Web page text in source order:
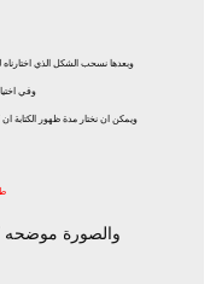
وبعدها نسحب الشكل الذي
وفي
ويمكن ان نختار مدة ظهور الكتابة
والصورة